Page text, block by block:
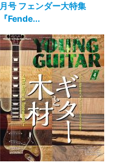
月号 フェンダー大特集
『Fende...